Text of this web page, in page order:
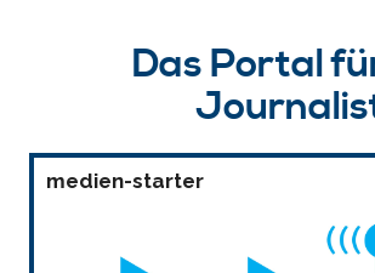
Das Portal
medien-starter